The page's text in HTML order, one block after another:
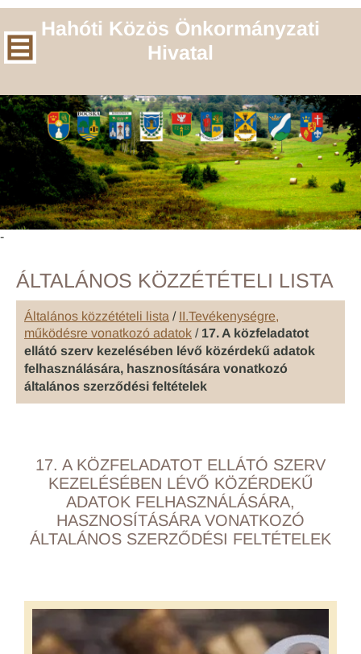
Hahóti Közös Önkormányzati
Hivatal
-
ÁLTALÁNOS KÖZZÉTÉTELI LISTA
Általános közzétételi lista / II.Tevékenységre,
működésre vonatkozó adatok / 17. A közfeladatot
ellátó szerv kezelésében lévő közérdekű adatok
felhasználására, hasznosítására vonatkozó
általános szerződési feltételek
17. A KÖZFELADATOT ELLÁTÓ SZERV
KEZELÉSÉBEN LÉVŐ KÖZÉRDEKŰ
ADATOK FELHASZNÁLÁSÁRA,
HASZNOSÍTÁSÁRA VONATKOZÓ
ÁLTALÁNOS SZERZŐDÉSI FELTÉTELEK